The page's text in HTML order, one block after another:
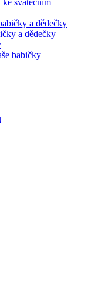
svátečním
a dědečky
a dědečky
babičky